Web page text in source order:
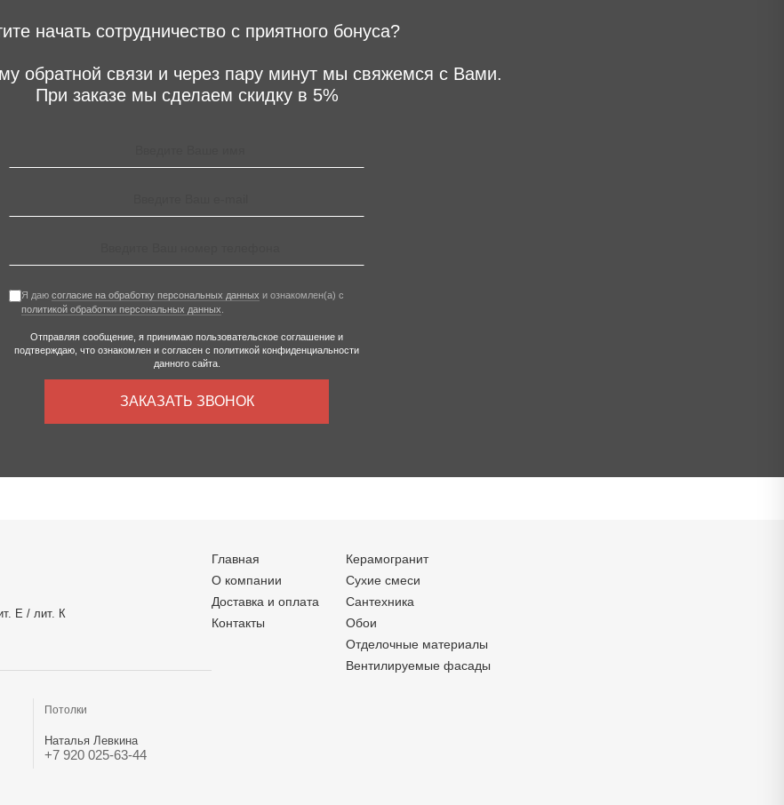
начать сотрудничество с приятного бонуса?
обратной связи и через пару минут мы свяжемся с Вами.
При заказе мы сделаем скидку в 5%
Я даю согласие на обработку персональных данных и ознакомлен(а) с
политикой обработки персональных данных.
Отправляя сообщение, я принимаю пользовательское соглашение и
подтверждаю, что ознакомлен и согласен с политикой конфиденциальности
данного сайта.
ЗАКАЗАТЬ ЗВОНОК
Е / лит. К
Потолки
Наталья Левкина
+7 920 025-63-44
Главная
О компании
Доставка и оплата
Контакты
Керамогранит
Сухие смеси
Сантехника
Обои
Отделочные материалы
Вентилируемые фасады